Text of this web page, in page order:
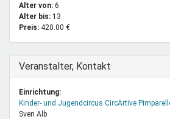
Alter von: 6
Alter bis: 13
Preis: 420.00 €
Ausblenden
Veranstalter, Kontakt
Einrichtung:
Kinder- und Jugendcircus CircArtive
Sven Alb